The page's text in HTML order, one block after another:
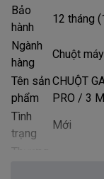
Bảo
hành
12 tháng
Ngành
hàng
Chuột
Tên sản
phẩm
CHUỘT
PRO / 3
Tình
trạng
Mới